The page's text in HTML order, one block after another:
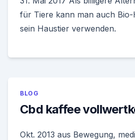
für Tiere kann man auch
sein Haustier verwenden.
BLOG
Cbd kaffee
Okt. 2013 aus Bewegung,